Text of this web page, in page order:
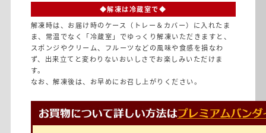
◆解凍は冷蔵室で◆
解凍時は、お届け時のケース（トレー＆カバー）に入れたま
ま、常温でなく「冷蔵室」でゆっくり解凍いただきますと、
スポンジやクリーム、フルーツなどの風味や食感を損なわ
ず、出来立てと変わりないおいしさでお楽しみいただけま
す。
なお、解凍後は、お早めにお召し上がりください。